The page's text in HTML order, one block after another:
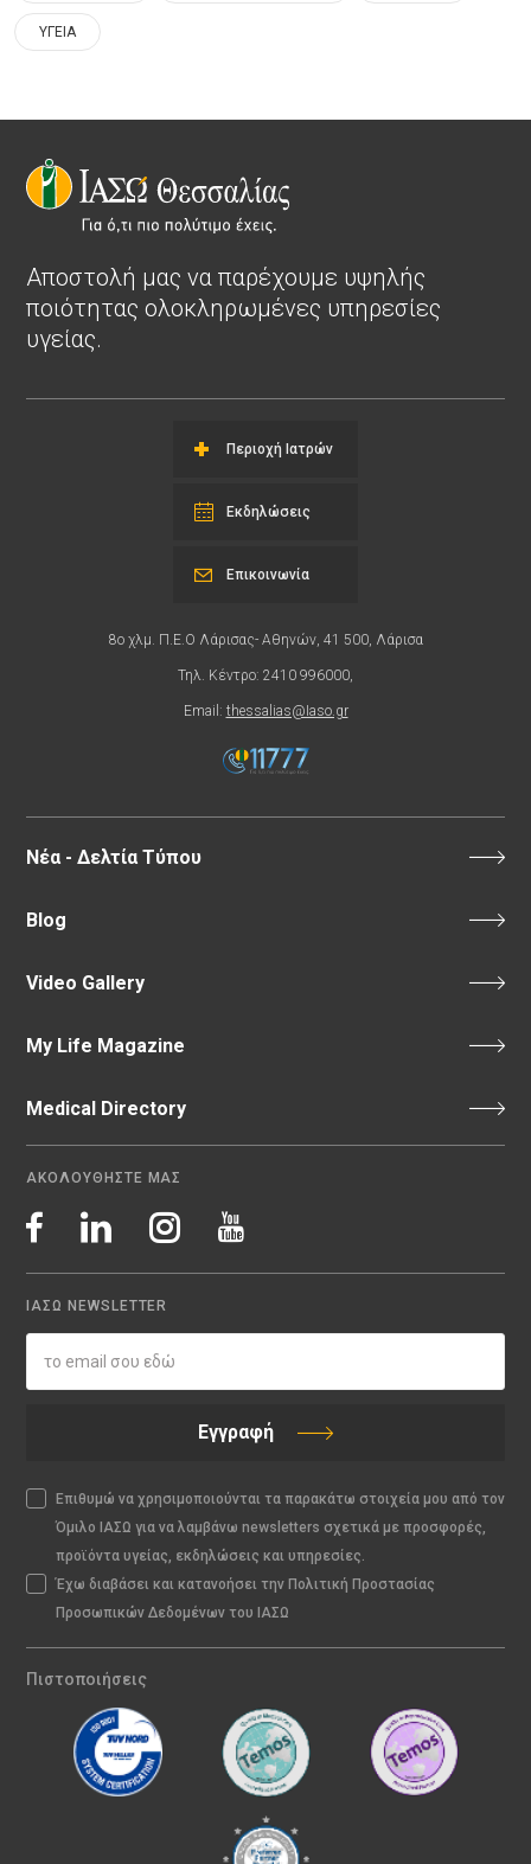
ΥΓΕΙΑ
Αποστολή μας να παρέχουμε υψηλής
ποιότητας ολοκληρωμένες υπηρεσίες
υγείας.
Περιοχή Ιατρών
Εκδηλώσεις
8ο χλμ. Π.Ε.Ο Λάρισας- Αθηνών, 41 500, Λάρισα
Τηλ. Κέντρο: 2410 996000,
Email: thessalias@Iaso.gr
Επικοινωνία
Νέα - Δελτία Τύπου
Blog
Video Gallery
My Life Magazine
Medical Directory
ΑΚΟΛΟΥΘΗΣΤΕ ΜΑΣ
ΙΑΣΩ NEWSLETTER
Εγγραφή
Επιθυμώ να χρησιμοποιούνται τα παρακάτω στοιχεία μου από τον
Όμιλο ΙΑΣΩ για να λαμβάνω newsletters σχετικά με προσφορές,
προϊόντα υγείας, εκδηλώσεις και υπηρεσίες.
Έχω διαβάσει και κατανοήσει την Πολιτική Προστασίας
Προσωπικών Δεδομένων του ΙΑΣΩ
Πιστοποιήσεις